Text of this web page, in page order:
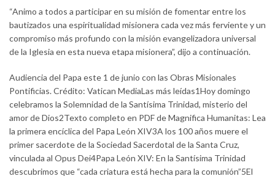
“Animo a todos a participar en su misión de fomentar entre los
bautizados una espiritualidad misionera cada vez más ferviente y un
compromiso más profundo con la misión evangelizadora universal
de la Iglesia en esta nueva etapa misionera”, dijo a continuación.
Audiencia del Papa este 1 de junio con las Obras Misionales
Pontificias. Crédito: Vatican MediaLas más leídas1Hoy domingo
celebramos la Solemnidad de la Santísima Trinidad, misterio del
amor de Dios2Texto completo en PDF de Magnifica Humanitas: Lea
la primera encíclica del Papa León XIV3A los 100 años muere el
primer sacerdote de la Sociedad Sacerdotal de la Santa Cruz,
vinculada al Opus Dei4Papa León XIV: En la Santísima Trinidad
descubrimos que “cada criatura está hecha para la comunión”5El